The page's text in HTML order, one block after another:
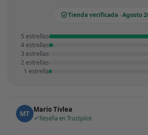
Tienda verificada · Agosto
5 estrellas
4 estrellas
3 estrellas
2 estrellas
1 estrella
MT Mario Tivlea
Reseña en Trustpilot